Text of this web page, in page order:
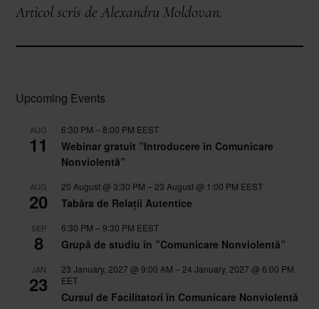
Articol scris de Alexandru Moldovan.
Upcoming Events
AUG
11
6:30 PM –8:00 PM EEST
Webinar gratuit ”Introducere în Comunicare
Nonviolentă”
AUG
20
20 August @ 3:30 PM – 23 August @ 1:00 PM EEST
Tabăra de Relații Autentice
SEP
8
6:30 PM –9:30 PM EEST
Grupă de studiu în ”Comunicare Nonviolentă”
JAN
23
23 January, 2027 @ 9:00 AM – 24 January, 2027 @ 6:00 PM
EET
Cursul de Facilitatori în Comunicare Nonviolentă